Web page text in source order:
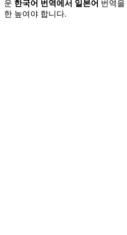
운 한국어 번역에서 일본어 번역을
한 높여야 합니다.